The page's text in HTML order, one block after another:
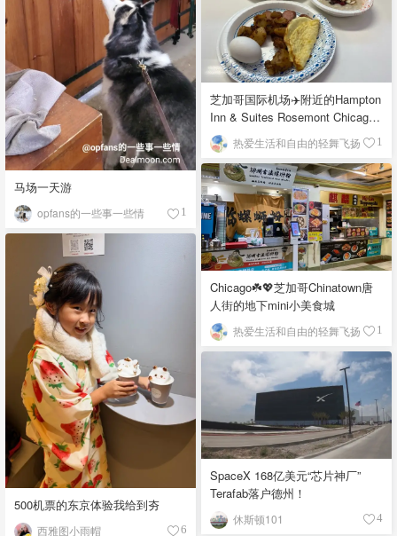
马场一天游
opfans的一些事一些情 1
芝加哥国际机场✈️附近的Hampton
Inn & Suites Rosemont Chicago
O'Hare自助早餐
热爱生活和自由的轻舞飞扬 1
Chicago☘️💖芝加哥Chinatown唐
人街的地下mini小美食城
热爱生活和自由的轻舞飞扬 1
500机票的东京体验我给到夯
西雅图小雨帽 6
SpaceX 168亿美元“芯片神厂”
Terafab落户德州！
休斯顿101 4